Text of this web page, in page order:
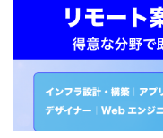
間】：10:00 - 19:00 ※調
で40代可能) 【外国籍】
（管理番号：